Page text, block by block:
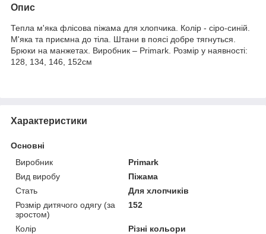
Опис
Тепла м'яка флісова піжама для хлопчика. Колір - сіро-синій.
М'яка та приємна до тіла. Штани в поясі добре тягнуться.
Брюки на манжетах. Виробник – Primark. Розмір у наявності:
128, 134, 146, 152см
Характеристики
Основні
Виробник
Primark
Вид виробу
Піжама
Стать
Для хлопчиків
Розмір дитячого одягу (за
зростом)
152
Колір
Різні кольори